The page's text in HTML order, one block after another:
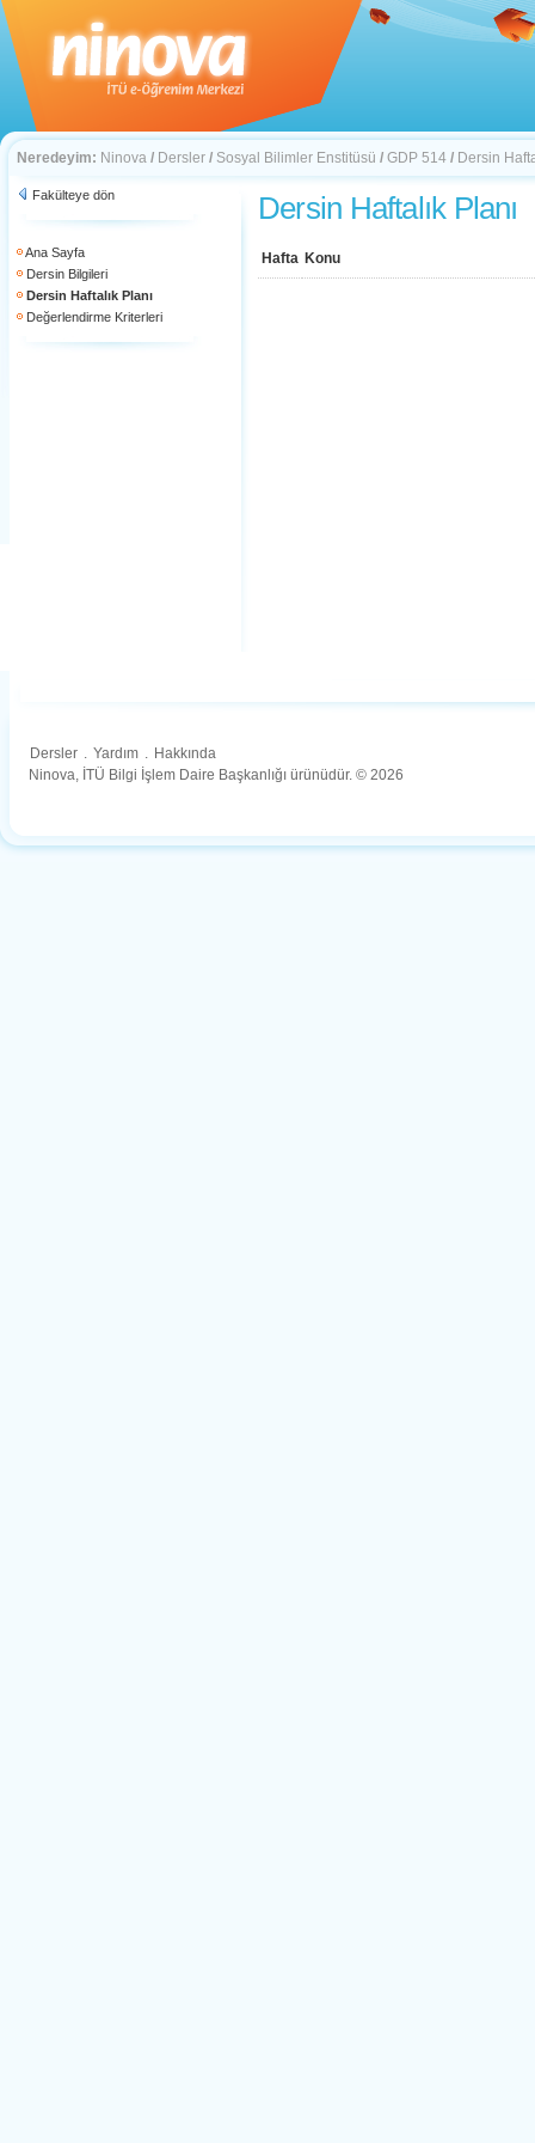
Neredeyim: Ninova / Dersler / Sosyal Bilimler Enstitüsü / GDP 514 / Dersin
Fakülteye dön
Ana Sayfa
Dersin Bilgileri
Dersin Haftalık Planı
Değerlendirme Kriterleri
Dersin Haftalık Planı
Hafta Konu
Dersler . Yardım . Hakkında
Ninova, İTÜ Bilgi İşlem Daire Başkanlığı ürünüdür. © 2026